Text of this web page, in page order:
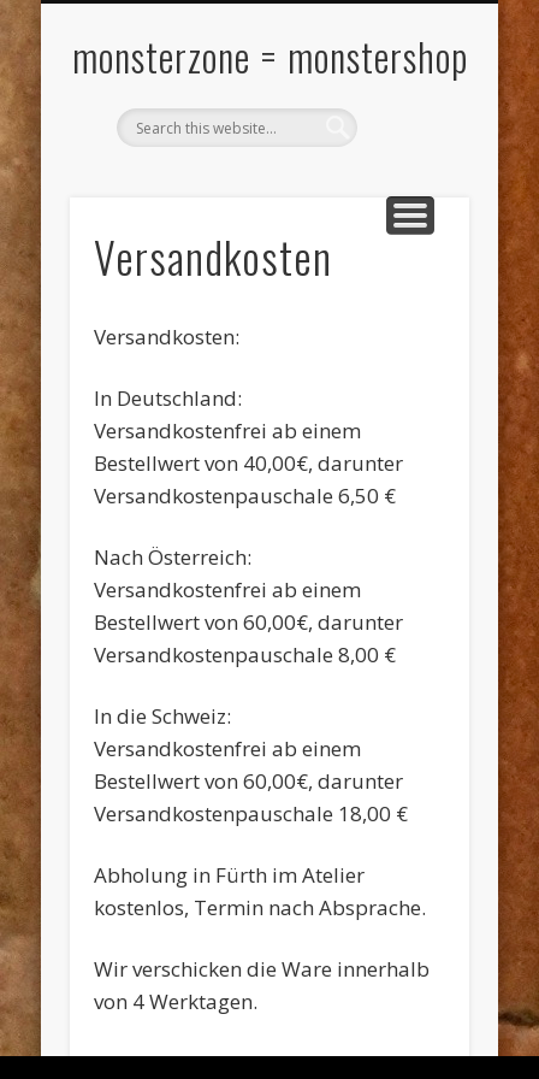
monsterzone = monstershop
Versandkosten
Versandkosten:
In Deutschland:
Versandkostenfrei ab einem
Bestellwert von 40,00€, darunter
Versandkostenpauschale 6,50 €
Nach Österreich:
Versandkostenfrei ab einem
Bestellwert von 60,00€, darunter
Versandkostenpauschale 8,00 €
In die Schweiz:
Versandkostenfrei ab einem
Bestellwert von 60,00€, darunter
Versandkostenpauschale 18,00 €
Abholung in Fürth im Atelier
kostenlos, Termin nach Absprache.
Wir verschicken die Ware innerhalb
von 4 Werktagen.